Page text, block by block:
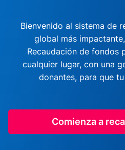
Bienvenido al sistema de
global más
Recaudación de fondos
cualquier lugar, con una
donantes, para que
Comienza a